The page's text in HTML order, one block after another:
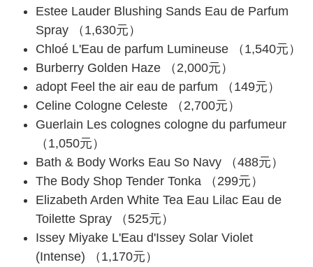
Estee Lauder Blushing Sands Eau de Parfum
Spray （1,630元）
Chloé L'Eau de parfum Lumineuse （1,540元）
Burberry Golden Haze （2,000元）
adopt Feel the air eau de parfum （149元）
Celine Cologne Celeste （2,700元）
Guerlain Les colognes cologne du parfumeur
（1,050元）
Bath & Body Works Eau So Navy （488元）
The Body Shop Tender Tonka （299元）
Elizabeth Arden White Tea Eau Lilac Eau de
Toilette Spray （525元）
Issey Miyake L'Eau d'Issey Solar Violet
(Intense) （1,170元）